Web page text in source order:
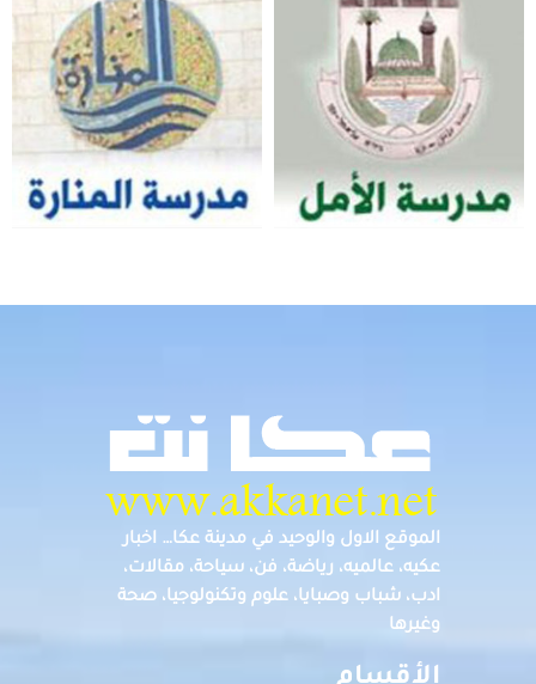
الموقع الاول والوحيد في مدينة عكا… اخبار
عكيه، عالميه، رياضة، فن، سياحة، مقالات،
ادب، شباب وصبايا، علوم وتكنولوجيا، صحة
وغيرها